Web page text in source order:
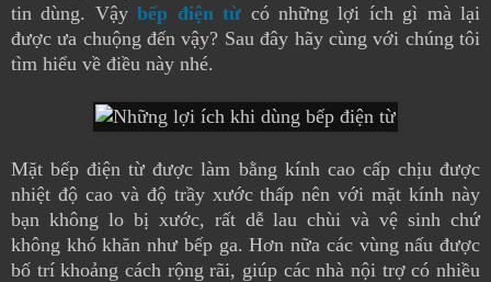
tin dùng. Vậybếp điện từ có những lợi ích gì mà lại
được ưa chuộng đến vậy? Sau đây hãy cùng với chúng tôi
tìm hiểu về điều này nhé.
Mặt bếp điện từ được làm bằng kính cao cấp chịu được
nhiệt độ cao và độ trầy xước thấp nên với mặt kính này
bạn không lo bị xước, rất dễ lau chùi và vệ sinh chứ
không khó khăn như bếp ga. Hơn nữa các vùng nấu được
bố trí khoảng cách rộng rãi, giúp các nhà nội trợ có nhiều